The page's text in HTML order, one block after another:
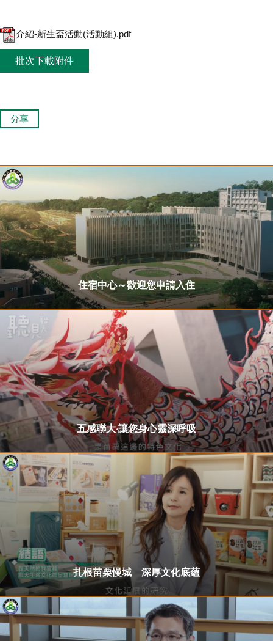
介紹-新生盃活動(活動組).pdf
批次下載附件
分享
住宿中心～歡迎您申請入住
五感聯大‧讓您身心靈深呼吸
扎根苗栗慢城 深厚文化底蘊